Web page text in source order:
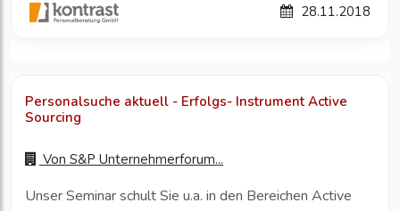
28.11.2018
Personalsuche aktuell - Erfolgs- Instrument Active
Sourcing
Von S&P Unternehmerforum...
Unser Seminar schult Sie u.a. in den Bereichen Active